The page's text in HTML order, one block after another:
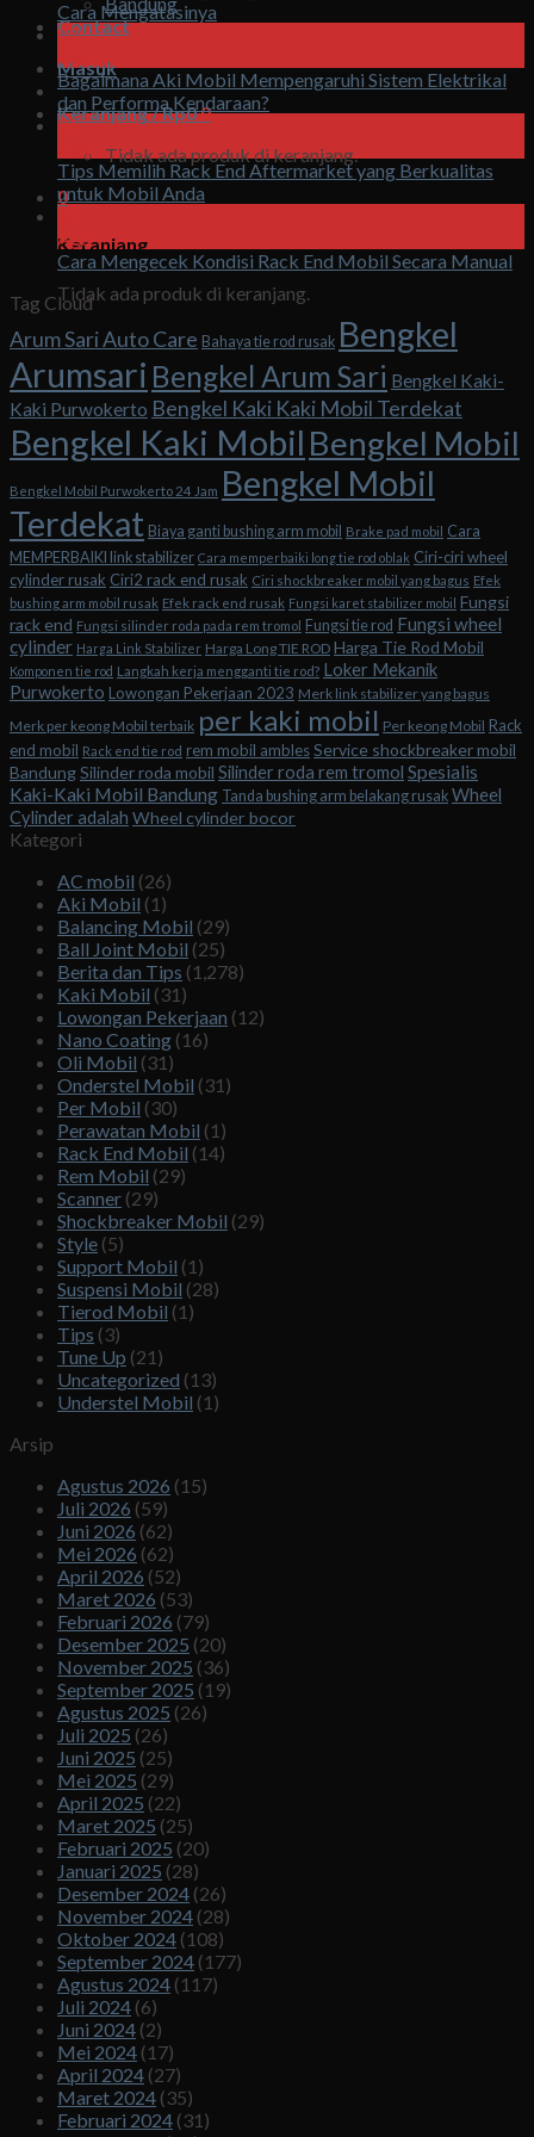
Contact
Masuk
Keranjang /Rp00
Tidak ada produk di keranjang.
0
Keranjang
Tidak ada produk di keranjang.
Cara Mengatasinya
07
Agu
Bagaimana Aki Mobil Mempengaruhi Sistem Elektrikal
dan Performa Kendaraan?
06
Tips Memilih Rack End Aftermarket yang Berkualitas
untuk Mobil Anda
Agu
Cara Mengecek Kondisi Rack End Mobil Secara Manual
Tag Cloud
Arum Sari Auto Care Bahaya tie rod rusak Bengkel
Arumsari Bengkel Arum Sari Bengkel Kaki-
Kaki Purwokerto Bengkel Kaki Kaki Mobil Terdekat
Bengkel Kaki Mobil Bengkel Mobil
Bengkel Mobil Purwokerto 24 Jam Bengkel Mobil
Terdekat Biaya ganti bushing arm mobil Brake pad mobil Cara
MEMPERBAIKI link stabilizer Cara memperbaiki long tie rod oblak Ciri-ciri wheel
cylinder rusak Ciri2 rack end rusak Ciri shockbreaker mobil yang bagus Efek
bushing arm mobil rusak Efek rack end rusak Fungsi karet stabilizer mobil Fungsi
rack end Fungsi silinder roda pada rem tromol Fungsi tie rod Fungsi wheel
cylinder Harga Link Stabilizer Harga Long TIE ROD Harga Tie Rod Mobil
Komponen tie rod Langkah kerja mengganti tie rod? Loker Mekanik
Purwokerto Lowongan Pekerjaan 2023 Merk link stabilizer yang bagus
Merk per keong Mobil terbaik per kaki mobil Per keong Mobil Rack
end mobil Rack end tie rod rem mobil amblesService shockbreaker mobil
BandungSilinder roda mobil Silinder roda rem tromol Spesialis
Kaki-Kaki Mobil Bandung Tanda bushing arm belakang rusak Wheel
Cylinder adalah Wheel cylinder bocor
Kategori
AC mobil (26)
Aki Mobil (1)
Balancing Mobil (29)
Ball Joint Mobil (25)
Berita dan Tips (1,278)
Kaki Mobil (31)
Lowongan Pekerjaan (12)
Nano Coating (16)
Oli Mobil (31)
Onderstel Mobil (31)
Per Mobil (30)
Perawatan Mobil (1)
Rack End Mobil (14)
Rem Mobil (29)
Scanner (29)
Shockbreaker Mobil (29)
Style (5)
Support Mobil (1)
Suspensi Mobil (28)
Tierod Mobil (1)
Tips (3)
Tune Up (21)
Uncategorized (13)
Understel Mobil (1)
Arsip
Agustus 2026 (15)
Juli 2026 (59)
Juni 2026 (62)
Mei 2026 (62)
April 2026 (52)
Maret 2026 (53)
Februari 2026 (79)
Desember 2025 (20)
November 2025 (36)
September 2025 (19)
Agustus 2025 (26)
Juli 2025 (26)
Juni 2025 (25)
Mei 2025 (29)
April 2025 (22)
Maret 2025 (25)
Februari 2025 (20)
Januari 2025 (28)
Desember 2024 (26)
November 2024 (28)
Oktober 2024 (108)
September 2024 (177)
Agustus 2024 (117)
Juli 2024 (6)
Juni 2024 (2)
Mei 2024 (17)
April 2024 (27)
Maret 2024 (35)
Februari 2024 (31)